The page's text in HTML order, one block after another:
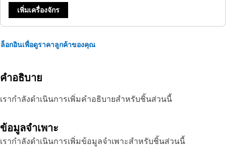
เพิ่มเครื่องจักร
ล็อกอินเพื่อดูราคาลูกค้าของคุณ
คำอธิบาย
เรากำลังดำเนินการเพิ่มคำอธิบายสำหรับชิ้นส่วนนี้
ข้อมูลจำเพาะ
เรากำลังดำเนินการเพิ่มข้อมูลจำเพาะสำหรับชิ้นส่วนนี้